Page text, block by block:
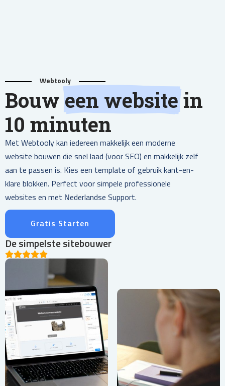
Webtooly
Bouw een website in
10 minuten
Met Webtooly kan iedereen makkelijk een moderne
website bouwen die snel laad (voor SEO) en makkelijk zelf
aan te passen is. Kies een template of gebruik kant-en-
klare blokken. Perfect voor simpele professionele
websites en met Nederlandse Support.
Gratis Starten
De simpelste sitebouwer